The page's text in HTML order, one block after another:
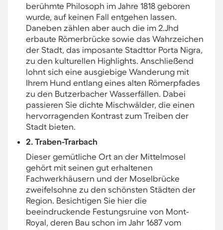
berühmte Philosoph im Jahre 1818 geboren
wurde, auf keinen Fall entgehen lassen.
Daneben zählen aber auch die im 2.Jhd
erbaute Römerbrücke sowie das Wahrzeichen
der Stadt, das imposante Stadttor Porta Nigra,
zu den kulturellen Highlights. Anschließend
lohnt sich eine ausgiebige Wanderung mit
Ihrem Hund entlang eines alten Römerpfades
zu den Butzerbacher Wasserfällen. Dabei
passieren Sie dichte Mischwälder, die einen
hervorragenden Kontrast zum Treiben der
Stadt bieten.
2. Traben-Trarbach
Dieser gemütliche Ort an der Mittelmosel
gehört mit seinen gut erhaltenen
Fachwerkhäusern und der Moselbrücke
zweifelsohne zu den schönsten Städten der
Region. Besichtigen Sie hier die
beeindruckende Festungsruine von Mont-
Royal, deren Bau schon im Jahr 1687 vom